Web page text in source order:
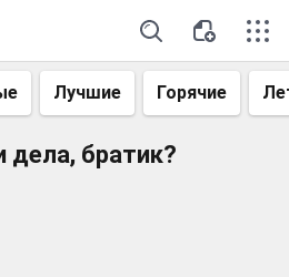
Лучшие Горячие
дела, братик?